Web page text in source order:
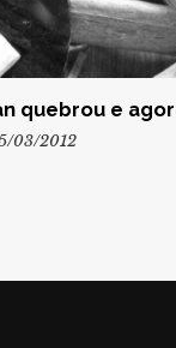
quebrou e
03/2012